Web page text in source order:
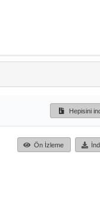
Hepisini
Ön İzleme